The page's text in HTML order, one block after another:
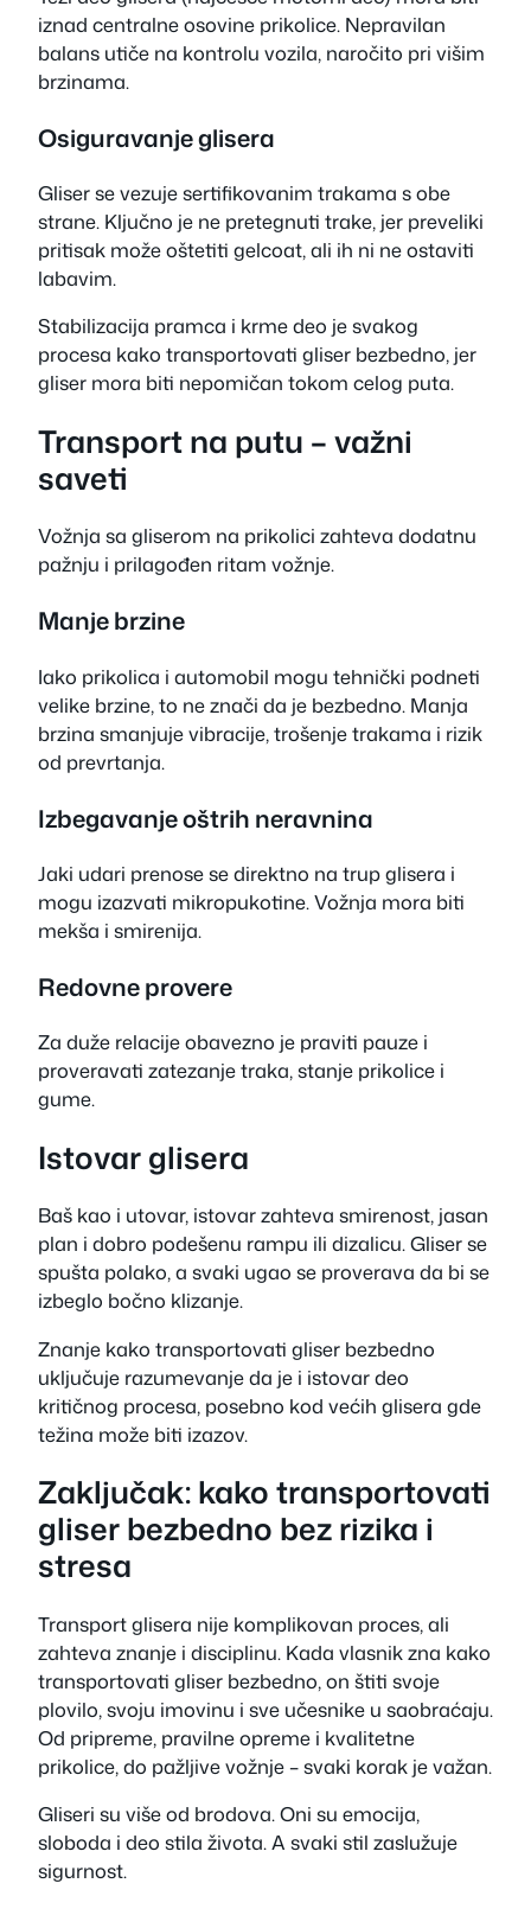
iznad centralne osovine prikolice. Nepravilan
balans utiče na kontrolu vozila, naročito pri višim
brzinama.
Osiguravanje glisera
Gliser se vezuje sertifikovanim trakama s obe
strane. Ključno je ne pretegnuti trake, jer preveliki
pritisak može oštetiti gelcoat, ali ih ni ne ostaviti
labavim.
Stabilizacija pramca i krme deo je svakog
procesa kako transportovati gliser bezbedno, jer
gliser mora biti nepomičan tokom celog puta.
Transport na putu – važni
saveti
Vožnja sa gliserom na prikolici zahteva dodatnu
pažnju i prilagođen ritam vožnje.
Manje brzine
Iako prikolica i automobil mogu tehnički podneti
velike brzine, to ne znači da je bezbedno. Manja
brzina smanjuje vibracije, trošenje trakama i rizik
od prevrtanja.
Izbegavanje oštrih neravnina
Jaki udari prenose se direktno na trup glisera i
mogu izazvati mikropukotine. Vožnja mora biti
mekša i smirenija.
Redovne provere
Za duže relacije obavezno je praviti pauze i
proveravati zatezanje traka, stanje prikolice i
gume.
Istovar glisera
Baš kao i utovar, istovar zahteva smirenost, jasan
plan i dobro podešenu rampu ili dizalicu. Gliser se
spušta polako, a svaki ugao se proverava da bi se
izbeglo bočno klizanje.
Znanje kako transportovati gliser bezbedno
uključuje razumevanje da je i istovar deo
kritičnog procesa, posebno kod većih glisera gde
težina može biti izazov.
Zaključak: kako transportovati
gliser bezbedno bez rizika i
stresa
Transport glisera nije komplikovan proces, ali
zahteva znanje i disciplinu. Kada vlasnik zna kako
transportovati gliser bezbedno, on štiti svoje
plovilo, svoju imovinu i sve učesnike u saobraćaju.
Od pripreme, pravilne opreme i kvalitetne
prikolice, do pažljive vožnje – svaki korak je važan.
Gliseri su više od brodova. Oni su emocija,
sloboda i deo stila života. A svaki stil zaslužuje
sigurnost.